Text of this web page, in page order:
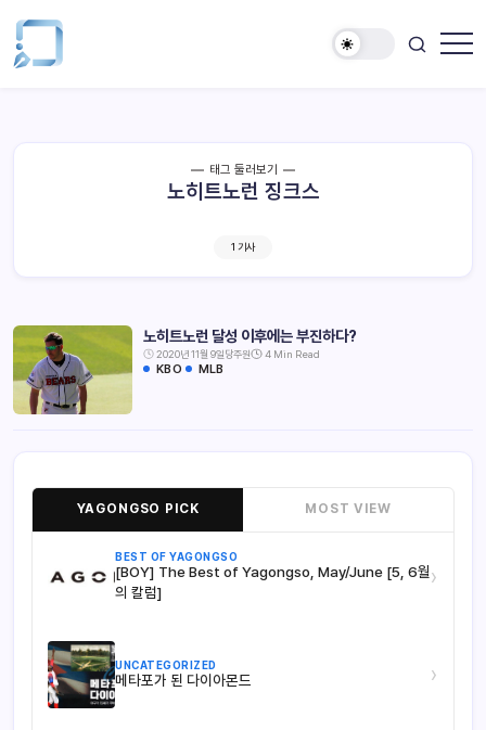
태그 둘러보기
노히트노런 징크스
1 기사
노히트노런 달성 이후에는 부진하다?
2020년 11월 9일당주원 4 Min Read
KBO MLB
YAGONGSO PICK MOST VIEW
BEST OF YAGONGSO
[BOY] The Best of Yagongso, May/June [5, 6월
의 칼럼]
›
UNCATEGORIZED
메타포가 된 다이아몬드 ›